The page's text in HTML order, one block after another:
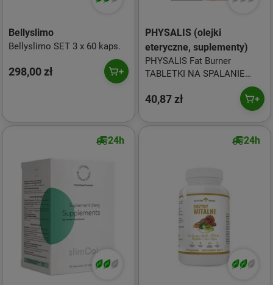
Bellyslimo
Bellyslimo SET 3 x 60 kaps.
298,00 zł
PHYSALIS (olejki
eteryczne, suplementy)
PHYSALIS Fat Burner
TABLETKI NA SPALANIE
40,87 zł
24h 24h